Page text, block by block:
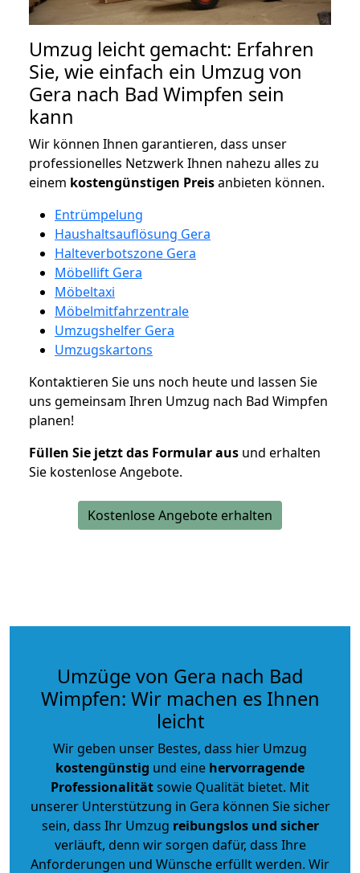
Umzug leicht gemacht: Erfahren
Sie, wie einfach ein Umzug von
Gera nach Bad Wimpfen sein
kann
Wir können Ihnen garantieren, dass unser
professionelles Netzwerk Ihnen nahezu alles zu
einem kostengünstigen Preisanbieten können.
Entrümpelung
Haushaltsauflösung Gera
Halteverbotszone Gera
Möbellift Gera
Möbeltaxi
Möbelmitfahrzentrale
Umzugshelfer Gera
Umzugskartons
Kontaktieren Sie uns noch heute und lassen Sie
uns gemeinsam Ihren Umzug nach Bad Wimpfen
planen!
Füllen Sie jetzt das Formular aus und erhalten
Sie kostenlose Angebote.
Kostenlose Angebote erhalten
Umzüge von Gera nach Bad
Wimpfen: Wir machen es Ihnen
leicht
Wir geben unser Bestes, dass hier Umzug
kostengünstig und eine hervorragende
Professionalitätsowie Qualität bietet. Mit
unserer Unterstützung in Gera können Sie sicher
sein, dass Ihr Umzug reibungslos und sicher
verläuft, denn wir sorgen dafür, dass Ihre
Anforderungen und Wünsche erfüllt werden. Wir